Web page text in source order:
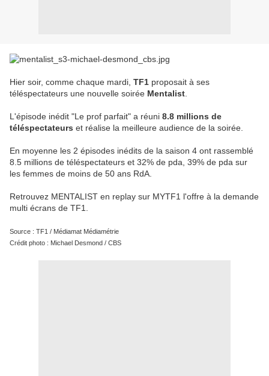
Hier soir, comme chaque mardi, TF1 proposait à ses
téléspectateurs une nouvelle soirée Mentalist
L'épisode inédit "Le prof parfait" a réuni 8.8 millions de
téléspectateurs et réalise la meilleure audience de la soirée.
En moyenne les 2 épisodes inédits de la saison 4 ont rassemblé
8.5 millions de téléspectateurs et 32% de pda, 39% de pda sur
les femmes de moins de 50 ans RdA.
Retrouvez MENTALIST en replay sur MYTF1 l'offre à la demande
multi écrans de TF1.
Source : TF1 / Médiamat Médiamétrie
Crédit photo : Michael Desmond / CBS